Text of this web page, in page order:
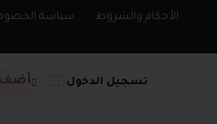
الأحكام والشروط سياسة
تسجيل الدخول أضف